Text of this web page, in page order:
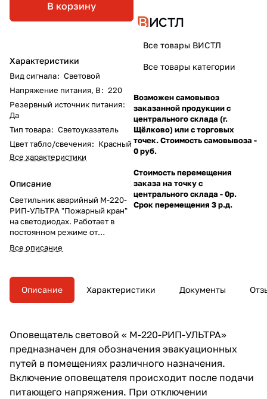
В корзину
Характеристики
Вид сигнала: Световой
Напряжение питания, В: 220
Резервный источник питания:
Да
Тип товара: Светоуказатель
Цвет табло/свечения: Красный
Все характеристики
Описание
Светильник аварийный М-220-
РИП-УЛЬТРА "Пожарный кран"
на светодиодах. Работает в
постоянном режиме от
напряжения 220В.
Обеспечивает подсветку в
отключения электроэнергии.
Все описание
Все товары ВИСТЛ
Все товары категории
Возможен самовывоз
заказанной продукции с
центрального склада (г.
Щёлково) или с торговых
точек. Стоимость самовывоза -
0 руб.
Стоимость перемещения
заказа на точку с
центрального склада - 0р.
Срок перемещения 3 р.д.
Описание Характеристики Документы
Оповещатель световой « М-220-РИП-УЛЬТРА»
предназначен для обозначения эвакуационных
путей в помещениях различного назначения.
Включение оповещателя происходит после подачи
питающего напряжения. При отключении